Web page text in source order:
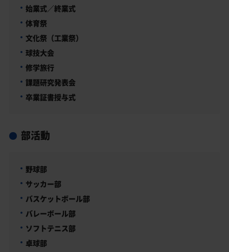
始業式／終業式
体育祭
文化祭（工業祭）
球技大会
修学旅行
課題研究発表会
卒業証書授与式
部活動
野球部
サッカー部
バスケットボール部
バレーボール部
ソフトテニス部
卓球部